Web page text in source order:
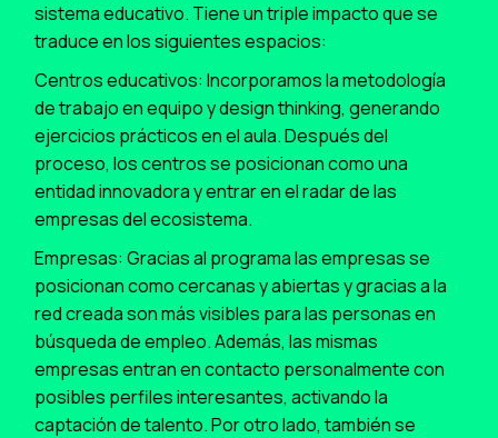
sistema educativo. Tiene un triple impacto que se
traduce en los siguientes espacios:
Centros educativos: Incorporamos la metodología
de trabajo en equipo y design thinking, generando
ejercicios prácticos en el aula. Después del
proceso, los centros se posicionan como una
entidad innovadora y entrar en el radar de las
empresas del ecosistema.
Empresas: Gracias al programa las empresas se
posicionan como cercanas y abiertas y gracias a la
red creada son más visibles para las personas en
búsqueda de empleo. Además, las mismas
empresas entran en contacto personalmente con
posibles perfiles interesantes, activando la
captación de talento. Por otro lado, también se